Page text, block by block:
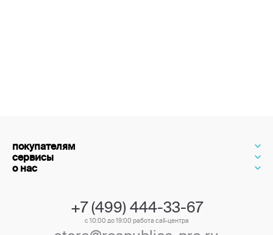
покупателям
сервисы
о нас
+7 (499) 444-33-67
с 10:00 до 19:00 работа call-центра